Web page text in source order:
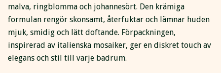
malva, ringblomma och johannesört. Den krämiga
formulan rengör skonsamt, återfuktar och lämnar huden
mjuk, smidig och lätt doftande. Förpackningen,
inspirerad av italienska mosaiker, ger en diskret touch av
elegans och stil till varje badrum.